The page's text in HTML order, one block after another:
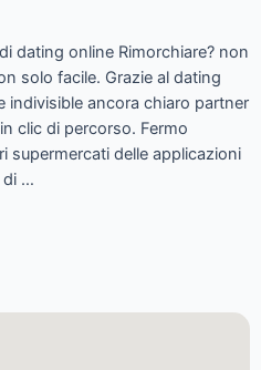
dating online Rimorchiare? non
solo facile. Grazie al dating
indivisible ancora chiaro partner
clic di percorso. Fermo
supermercati delle applicazioni
di …